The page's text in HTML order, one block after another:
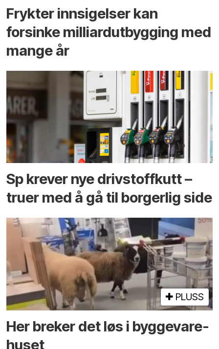
Frykter innsigelser kan
forsinke milliard­utbygging med
mange år
Sp krever nye drivstoffkutt –
truer med å gå til borgerlig side
PLUSS
Her breker det løs i bygge­vare­
huset